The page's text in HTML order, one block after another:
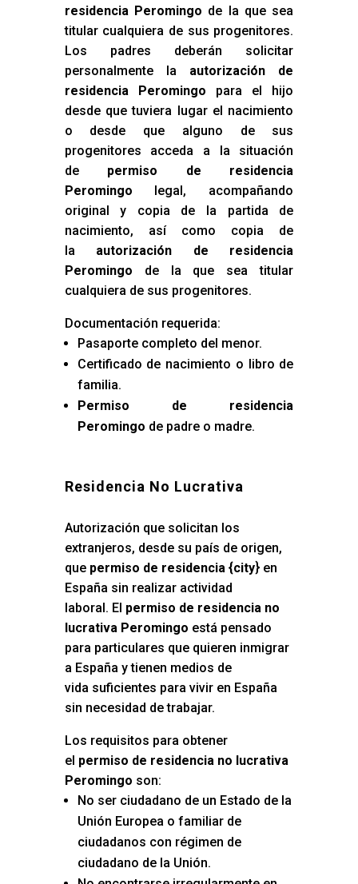
residencia Peromingo de la que sea
titular cualquiera de sus progenitores.
Los padres deberán solicitar
personalmente la autorización de
residencia Peromingo para el hijo
desde que tuviera lugar el nacimiento
o desde que alguno de sus
progenitores acceda a la situación
de permiso de residencia
Peromingo legal, acompañando
original y copia de la partida de
nacimiento, así como copia de
la autorización de residencia
Peromingo de la que sea titular
cualquiera de sus progenitores.
Documentación requerida:
Pasaporte completo del menor.
Certificado de nacimiento o libro de
familia.
Permiso de residencia
Peromingo de padre o madre.
Residencia No Lucrativa
Autorización que solicitan los
extranjeros, desde su país de origen,
que permiso de residencia {city} en
España sin realizar actividad
laboral. El permiso de residencia no
lucrativa Peromingo está pensado
para particulares que quieren inmigrar
a España y tienen medios de
vida suficientes para vivir en España
sin necesidad de trabajar.
Los requisitos para obtener
el permiso de residencia no lucrativa
Peromingo son:
No ser ciudadano de un Estado de la
Unión Europea o familiar de
ciudadanos con régimen de
ciudadano de la Unión.